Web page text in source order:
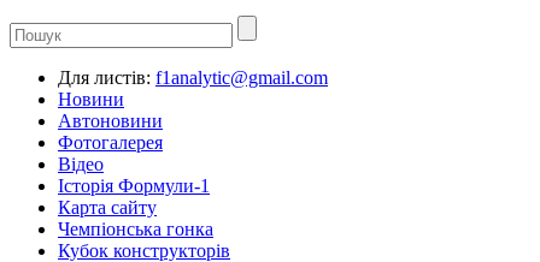
Для листів: f1analytic@gmail.com
Новини
Автоновини
Фотогалерея
Відео
Історія Формули-1
Карта сайту
Чемпіонська гонка
Кубок конструкторів